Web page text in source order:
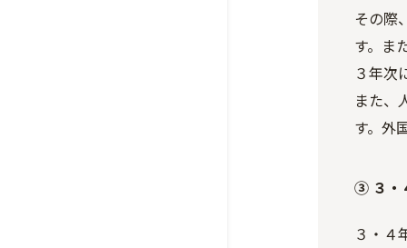
その際
す。ま
３年次
また、
す。外
③ ３・
３・４